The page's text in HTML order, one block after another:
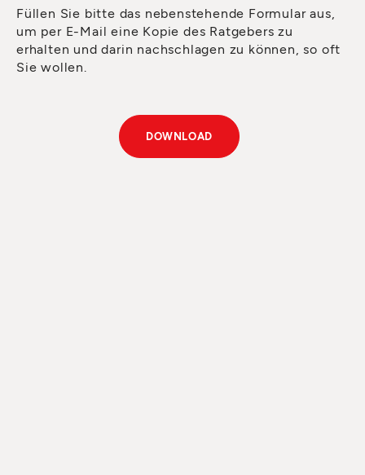
Füllen Sie bitte das nebenstehende Formular aus,
um per E-Mail eine Kopie des Ratgebers zu
erhalten und darin nachschlagen zu können, so oft
Sie wollen.
DOWNLOAD